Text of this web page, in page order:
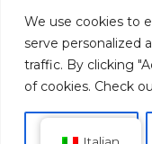
We use cookies to
serve personalized
traffic. By clicking
of cookies. Check
Numero